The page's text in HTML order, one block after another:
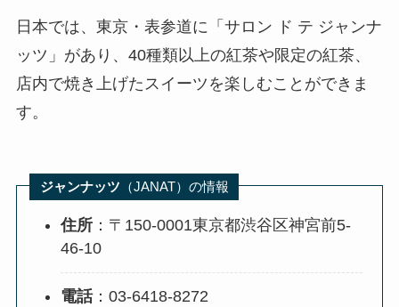
日本では、東京・表参道に「サロン ド テ ジャンナ
ッツ」があり、40種類以上の紅茶や限定の紅茶、
店内で焼き上げたスイーツを楽しむことができま
す。
ジャンナッツ （JANAT）の情報
住所 ：〒150-0001東京都渋谷区神宮前5-
46-10
電話：03-6418-8272